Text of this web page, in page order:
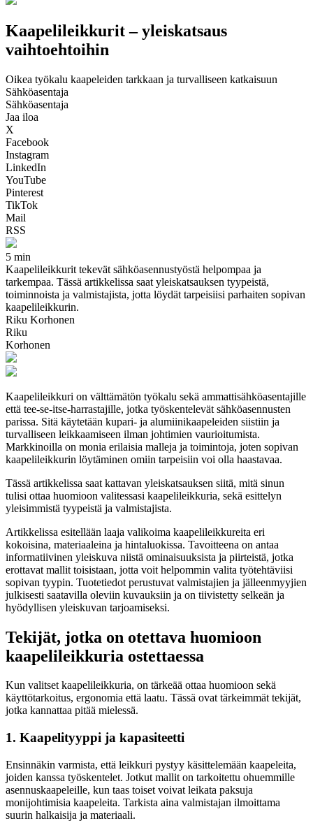
Kaapelileikkurit – yleiskatsaus
vaihtoehtoihin
Oikea työkalu kaapeleiden tarkkaan ja turvalliseen katkaisuun
Sähköasentaja
Sähköasentaja
Jaa iloa
X
Facebook
Instagram
LinkedIn
YouTube
Pinterest
TikTok
Mail
RSS
5 min
Kaapelileikkurit tekevät sähköasennustyöstä helpompaa ja
tarkempaa. Tässä artikkelissa saat yleiskatsauksen tyypeistä,
toiminnoista ja valmistajista, jotta löydät tarpeisiisi parhaiten sopivan
kaapelileikkurin.
Riku Korhonen
Riku
Korhonen
Kaapelileikkuri on välttämätön työkalu sekä ammattisähköasentajille
että tee-se-itse-harrastajille, jotka työskentelevät sähköasennusten
parissa. Sitä käytetään kupari- ja alumiinikaapeleiden siistiin ja
turvalliseen leikkaamiseen ilman johtimien vaurioitumista.
Markkinoilla on monia erilaisia malleja ja toimintoja, joten sopivan
kaapelileikkurin löytäminen omiin tarpeisiin voi olla haastavaa.
Tässä artikkelissa saat kattavan yleiskatsauksen siitä, mitä sinun
tulisi ottaa huomioon valitessasi kaapelileikkuria, sekä esittelyn
yleisimmistä tyypeistä ja valmistajista.
Artikkelissa esitellään laaja valikoima kaapelileikkureita eri
kokoisina, materiaaleina ja hintaluokissa. Tavoitteena on antaa
informatiivinen yleiskuva niistä ominaisuuksista ja piirteistä, jotka
erottavat mallit toisistaan, jotta voit helpommin valita työtehtäviisi
sopivan tyypin. Tuotetiedot perustuvat valmistajien ja jälleenmyyjien
julkisesti saatavilla oleviin kuvauksiin ja on tiivistetty selkeän ja
hyödyllisen yleiskuvan tarjoamiseksi.
Tekijät, jotka on otettava huomioon
kaapelileikkuria ostettaessa
Kun valitset kaapelileikkuria, on tärkeää ottaa huomioon sekä
käyttötarkoitus, ergonomia että laatu. Tässä ovat tärkeimmät tekijät,
jotka kannattaa pitää mielessä.
1. Kaapelityyppi ja kapasiteetti
Ensinnäkin varmista, että leikkuri pystyy käsittelemään kaapeleita,
joiden kanssa työskentelet. Jotkut mallit on tarkoitettu ohuemmille
asennuskaapeleille, kun taas toiset voivat leikata paksuja
monijohtimisia kaapeleita. Tarkista aina valmistajan ilmoittama
suurin halkaisija ja materiaali.